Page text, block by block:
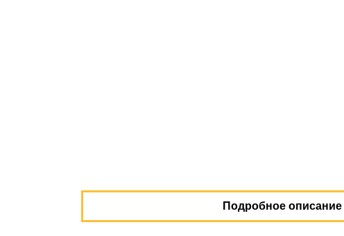
Подробное описание